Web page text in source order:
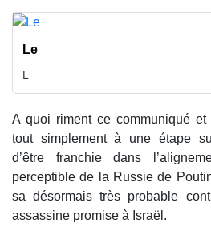
Le
L
A quoi riment ce communiqué
tout simplement à une étape
d’être franchie dans
perceptible de la Russie de
sa désormais très probable
assassine promise à Israël.